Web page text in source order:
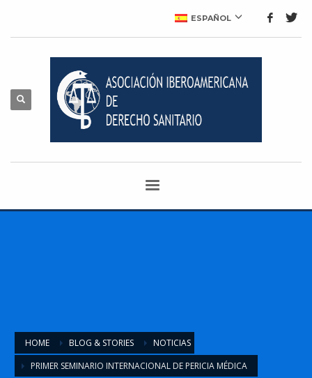
ESPAÑOL
HOME BLOG & STORIES
NOTICIAS
PRIMER SEMINARIO INTERNACIONAL DE PERICIA MÉDICA